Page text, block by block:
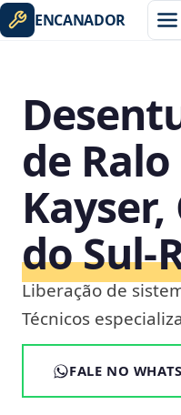
ENCANADOR
de
do
Liberação de
Técnicos
FALE NO